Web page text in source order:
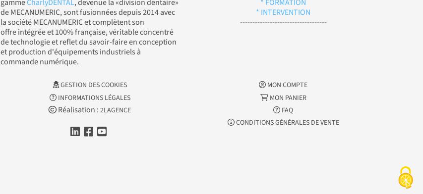
gammeCharlyDENTAL, devenue la «division dentaire»
de MECANUMERIC, sont fusionnées depuis 2014 avec
la société MECANUMERIC et complètent son
offre intégrée et 100% française, véritable concentré
de technologie et reflet du savoir-faire en conception
et production d'équipements industriels à
commande numérique.
* FORMATION
* INTERVENTION
-----------------------------------
GESTION DES COOKIES
INFORMATIONS LÉGALES
Réalisation : 2LAGENCE
MON COMPTE
MON PANIER
FAQ
CONDITIONS GÉNÉRALES DE VENTE